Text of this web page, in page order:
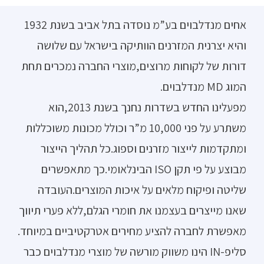
אחים מנדלבוים בע”מ נוסדה בתל אביב בשנת 1932
והיא יצרנית המזרנים הוותיקה בישראל עם שלושה
דורות של לקוחות מרוצים,מוצרי החברה נמכרים תחת
המוג MD מנדלבוים.
מפעלינו החדש בשדרות נחנך בשנת 2013,הוא
משתרע על פני 10,000 מ”ר וכולל מכונות משוכללות
ומתקדמות לייצור מזרנים וספוג.כל תהליך הייצור
מבוצע על פי תקן ISO הבינלאומי.כך מתאפשרים
שליטה ופיקוח מלאים על איכות המוצרים.העובדה
שאנו מייצרים בעצמנו את חומרי הגלם,ללא פערי תיווך
מאפשרת לחברה להציע מחירים אטרקטיביים במיוחד.
סליפ-IN הינו משווק מורשה של מוצרי מנדלבוים כבר